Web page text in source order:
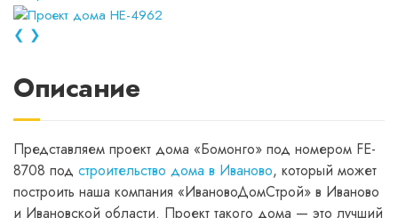
❮ ❯
Описание
Представляем проект дома «Бомонго» под номером FE-
8708 под строительство дома в Иваново, который может
построить наша компания «ИвановоДомСтрой» в Иваново
и Ивановской области. Проект такого дома — это лучший